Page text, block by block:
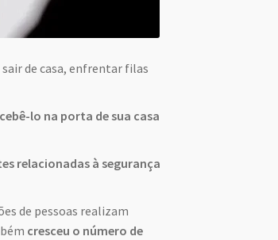
de casa, enfrentar filas
lo na porta de sua casa
relacionadas à segurança
de pessoas realizam
cresceu o número de